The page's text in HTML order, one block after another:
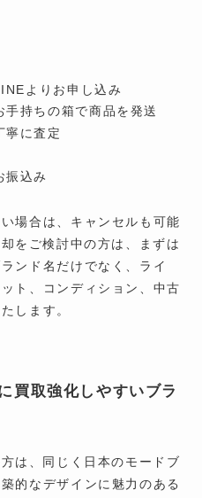
よりお申し込み
持ちの箱で商品を発送
寧に査定
振込み
場合は、キャンセルも可能
をご検討中の方は、まずは
ンド名だけでなく、ライ
ト、コンディション、中古
します。
取強化しやすいブラ
は、同じく日本のモードブ
的なデザインに魅力のある